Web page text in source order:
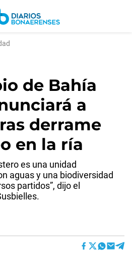
de Bahía
a
derrame
en la ría
es una unidad
aguas y una biodiversidad
partidos”, dijo el